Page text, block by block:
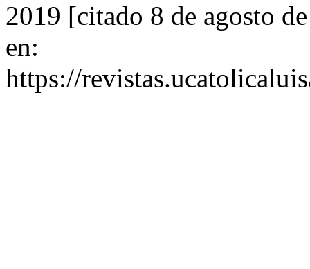
2019 [citado 8 de agosto
en:
https://